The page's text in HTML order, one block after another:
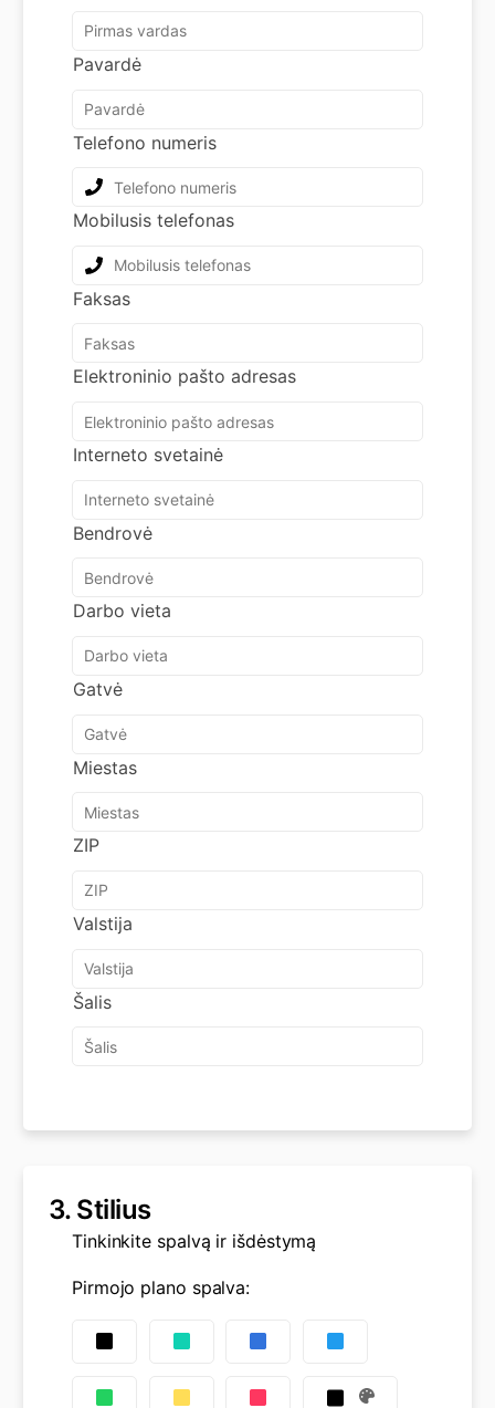
Pavardė
Telefono numeris
Mobilusis telefonas
Faksas
Elektroninio pašto adresas
Interneto svetainė
Bendrovė
Darbo vieta
Gatvė
Miestas
ZIP
Valstija
Šalis
3. Stilius
Tinkinkite spalvą ir išdėstymą
Pirmojo plano spalva: